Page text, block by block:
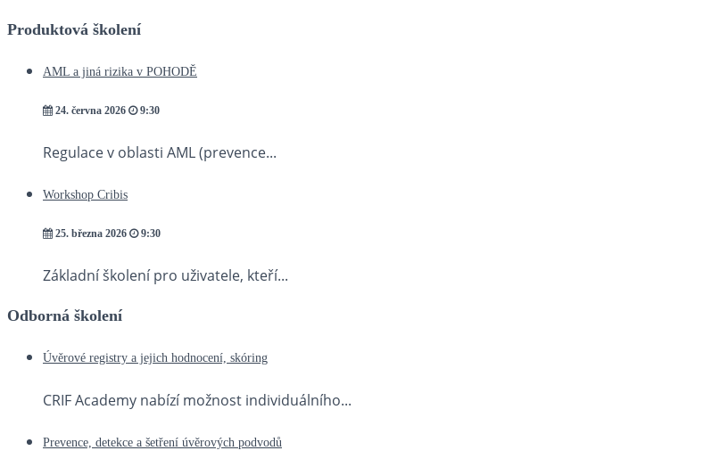
Produktová školení
AML a jiná rizika v POHODĚ
24. června 2026 9:30
Regulace v oblasti AML (prevence...
Workshop Cribis
25. března 2026 9:30
Základní školení pro uživatele, kteří...
Odborná školení
Úvěrové registry a jejich hodnocení, skóring
CRIF Academy nabízí možnost individuálního...
Prevence, detekce a šetření úvěrových podvodů